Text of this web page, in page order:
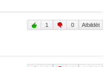
1 0 Atbildēt